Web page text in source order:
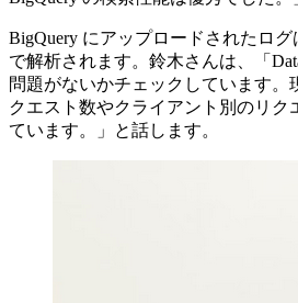
BigQuery にアップロードされたログ
で解析されます。鈴木さんは、「
問題がないかチェックしています。
クエスト数やクライアント別のリク
ています。」と話します。